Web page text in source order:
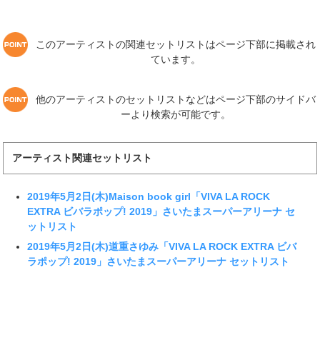
このアーティストの関連セットリストはページ下部に掲載され
ています。
他のアーティストのセットリストなどはページ下部のサイドバ
ーより検索が可能です。
アーティスト関連セットリスト
2019年5月2日(木)Maison book girl「VIVA LA ROCK
EXTRA ビバラポップ! 2019」さいたまスーパーアリーナ セ
ットリスト
2019年5月2日(木)道重さゆみ「VIVA LA ROCK EXTRA ビバ
ラポップ! 2019」さいたまスーパーアリーナ セットリスト